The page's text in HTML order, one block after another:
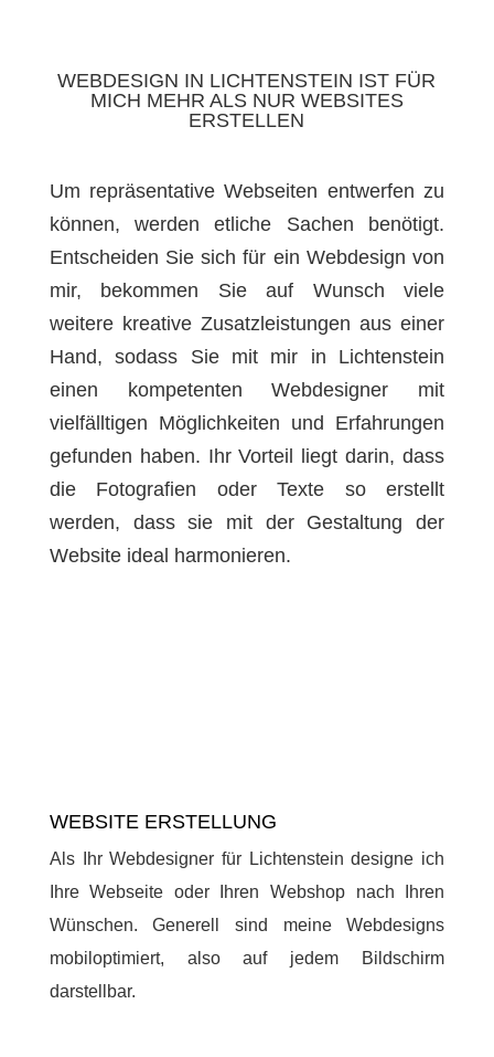
WEBDESIGN IN LICHTENSTEIN IST FÜR
MICH MEHR ALS NUR WEBSITES
ERSTELLEN
Um repräsentative Webseiten entwerfen zu
können, werden etliche Sachen benötigt.
Entscheiden Sie sich für ein Webdesign von
mir, bekommen Sie auf Wunsch viele
weitere kreative Zusatzleistungen aus einer
Hand, sodass Sie mit mir in Lichtenstein
einen kompetenten Webdesigner mit
vielfälltigen Möglichkeiten und Erfahrungen
gefunden haben. Ihr Vorteil liegt darin, dass
die Fotografien oder Texte so erstellt
werden, dass sie mit der Gestaltung der
Website ideal harmonieren.
WEBSITE ERSTELLUNG
Als Ihr Webdesigner für Lichtenstein designe ich
Ihre Webseite oder Ihren Webshop nach Ihren
Wünschen. Generell sind meine Webdesigns
mobiloptimiert, also auf jedem Bildschirm
darstellbar.